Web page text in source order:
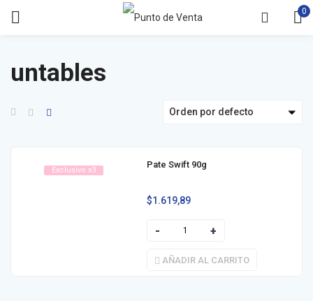
0
untables
Orden por defecto
Exclusivo x3
Pate Swift 90g
$1.619,89
AÑADIR AL CARRITO